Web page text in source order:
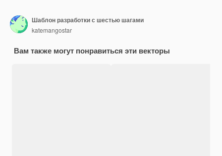
Шаблон разработки с шестью шагами
katemangostar
Вам также могут понравиться эти векторы